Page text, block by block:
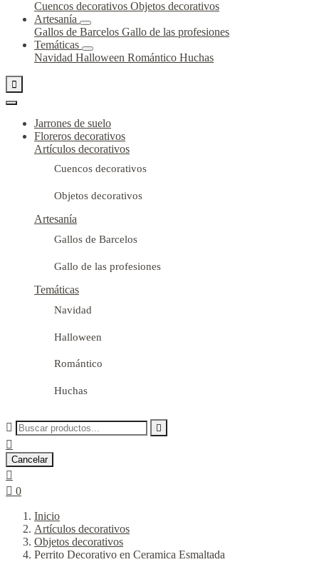
Cuencos decorativos Objetos decorativos
Artesanía
Gallos de Barcelos Gallo de las profesiones
Temáticas
Navidad Halloween Romántico Huchas

Jarrones de suelo
Floreros decorativos
Artículos decorativos
Cuencos decorativos
Objetos decorativos
Artesanía
Gallos de Barcelos
Gallo de las profesiones
Temáticas
Navidad
Halloween
Romántico
Huchas
 

Cancelar

 0
Inicio
Artículos decorativos
Objetos decorativos
Perrito Decorativo en Ceramica Esmaltada